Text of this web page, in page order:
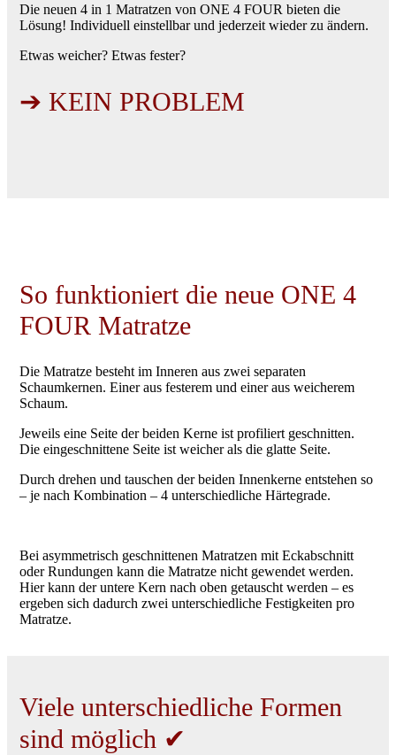
Die neuen 4 in 1 Matratzen von ONE 4 FOUR bieten die
Lösung! Individuell einstellbar und jederzeit wieder zu ändern.
Etwas weicher? Etwas fester?
➔ KEIN PROBLEM
So funktioniert die neue ONE 4
FOUR Matratze
Die Matratze besteht im Inneren aus zwei separaten
Schaumkernen. Einer aus festerem und einer aus weicherem
Schaum.
Jeweils eine Seite der beiden Kerne ist profiliert geschnitten.
Die eingeschnittene Seite ist weicher als die glatte Seite.
Durch drehen und tauschen der beiden Innenkerne entstehen so
– je nach Kombination – 4 unterschiedliche Härtegrade.
Bei asymmetrisch geschnittenen Matratzen mit Eckabschnitt
oder Rundungen kann die Matratze nicht gewendet werden.
Hier kann der untere Kern nach oben getauscht werden – es
ergeben sich dadurch zwei unterschiedliche Festigkeiten pro
Matratze.
Viele unterschiedliche Formen
sind möglich ✔